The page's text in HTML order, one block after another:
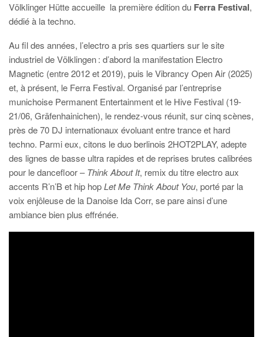
Völklinger Hütte accueille la première édition du Ferra Festival,
dédié à la techno.
Au fil des années, l’electro a pris ses quartiers sur le site
industriel de Völklingen : d’abord la manifestation Electro
Magnetic (entre 2012 et 2019), puis le Vibrancy Open Air (2025)
et, à présent, le Ferra Festival. Organisé par l’entreprise
munichoise Permanent Entertainment et le Hive Festival (19-
21/06, Gräfenhainichen), le rendez-vous réunit, sur cinq scènes,
près de 70 DJ internationaux évoluant entre trance et hard
techno. Parmi eux, citons le duo berlinois 2HOT2PLAY, adepte
des lignes de basse ultra rapides et de reprises brutes calibrées
pour le dancefloor –Think About It, remix du titre electro aux
accents R’n’B et hip hopLet Me Think About You, porté par la
voix enjôleuse de la Danoise Ida Corr, se pare ainsi d’une
ambiance bien plus effrénée.